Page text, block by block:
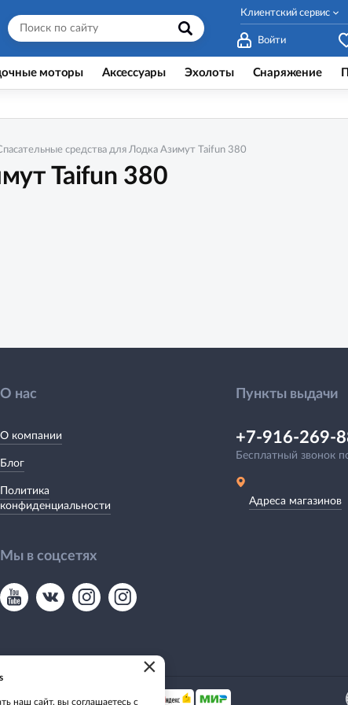
Войти
Клиентский сервис
моторы Аксессуары Эхолоты Снаряжение
средства для Лодка Азимут Taifun 380
Taifun 380
О нас
О компании
Блог
Политика
конфиденциальности
Мы в соцсетях
Пункты выдачи
+7-916-269-
Бесплатный звонок
Адреса магазинов
Мы принимаем:
×
наш сайт, вы соглашаетесь с